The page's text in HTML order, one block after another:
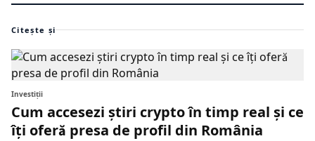
Citește și
Investiții
Cum accesezi știri crypto în timp real și ce
îți oferă presa de profil din România